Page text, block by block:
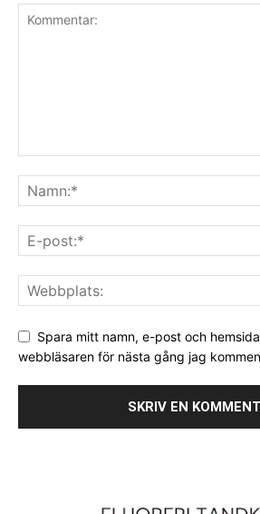
Spara mitt namn, e-post och
webbläsaren för nästa gång jag